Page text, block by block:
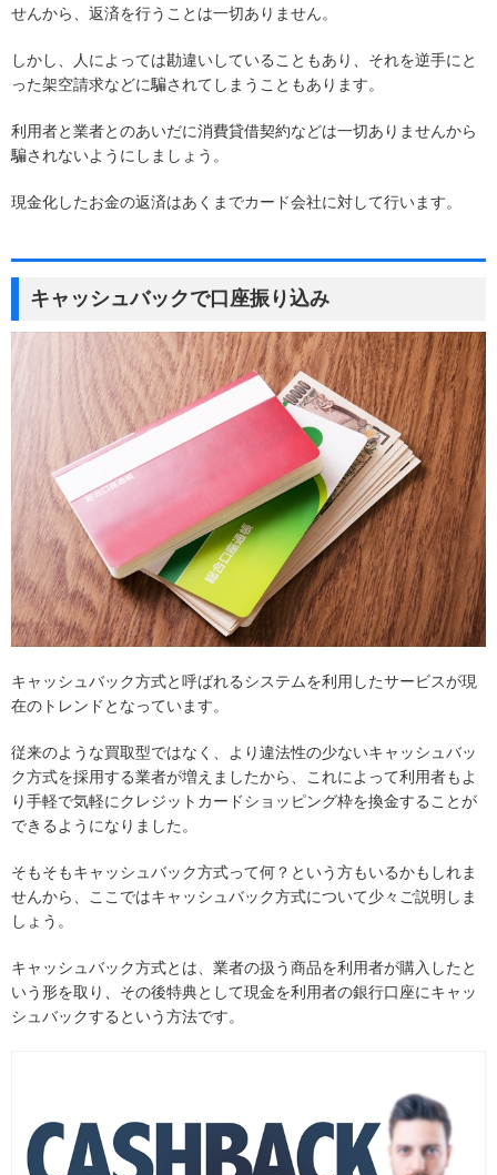
せんから、返済を行うことは一切ありません。
しかし、人によっては勘違いしていることもあり、それを逆手にと
った架空請求などに騙されてしまうこともあります。
利用者と業者とのあいだに消費貸借契約などは一切ありませんから
騙されないようにしましょう。
現金化したお金の返済はあくまでカード会社に対して行います。
キャッシュバックで口座振り込み
キャッシュバック方式と呼ばれるシステムを利用したサービスが現
在のトレンドとなっています。
従来のような買取型ではなく、より違法性の少ないキャッシュバッ
ク方式を採用する業者が増えましたから、これによって利用者もよ
り手軽で気軽にクレジットカードショッピング枠を換金することが
できるようになりました。
そもそもキャッシュバック方式って何？という方もいるかもしれま
せんから、ここではキャッシュバック方式について少々ご説明しま
しょう。
キャッシュバック方式とは、業者の扱う商品を利用者が購入したと
いう形を取り、その後特典として現金を利用者の銀行口座にキャッ
シュバックするという方法です。